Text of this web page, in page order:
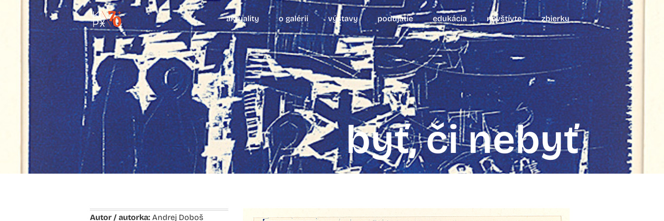
aktuality o galérii výstavy podujatie edukácia navštívte zbierky
byť, či nebyť
Autor / autorka: Andrej Doboš